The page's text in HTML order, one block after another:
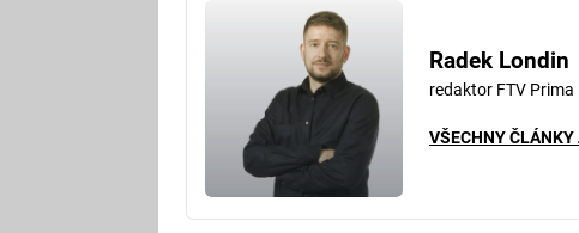
Radek Londin
redaktor FTV Prima
VŠECHNY ČLÁNKY